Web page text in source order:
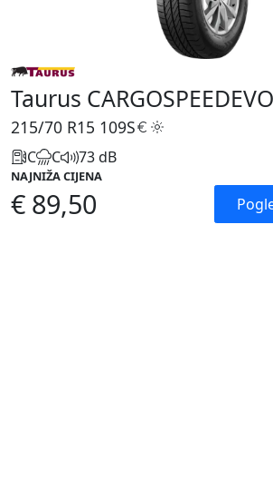
Taurus CARGOSPEEDEVO
215/70 R15 109S
C C 73 dB
NAJNIŽA CIJENA
€ 89,50